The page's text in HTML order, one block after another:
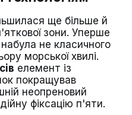
ще більше й
зони. Уперше
не класичного
морської хвилі.
елемент із
покращував
неопреновий
фіксацію п'яти.